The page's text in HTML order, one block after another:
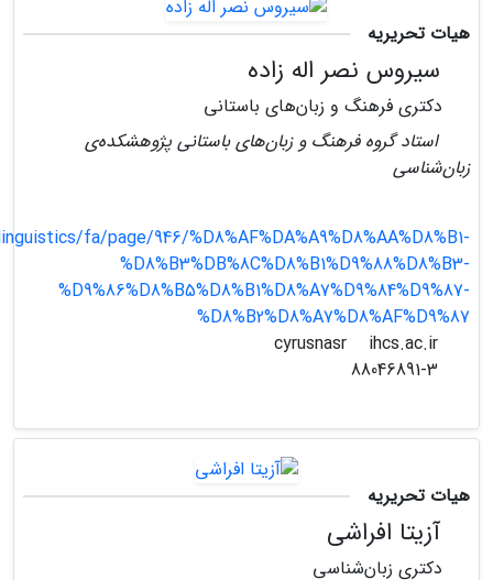
هیات تحریریه
سیروس نصر اله زاده
دکتری فرهنگ و زبان‌های باستانی
استاد گروه فرهنگ و زبان‌های باستانی پژوهشکده‌ی
زبان‌شناسی
fa/page/946/%D8%AF%DA%A9%D8%AA%D8%B1-
%D8%B3%DB%8C%D8%B1%D9%88%D8%B3-
%D9%86%D8%B5%D8%B1%D8%A7%D9%84%D9%87-
%D8%B2%D8%A7%D8%AF%D9%87
ihcs.ac.ir
هیات تحریریه
آزیتا افراشی
دکتری زبان‌شناسی